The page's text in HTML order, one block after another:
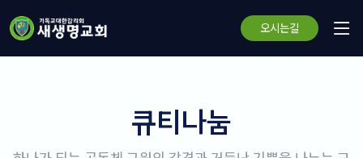
오시는길
큐티나눔